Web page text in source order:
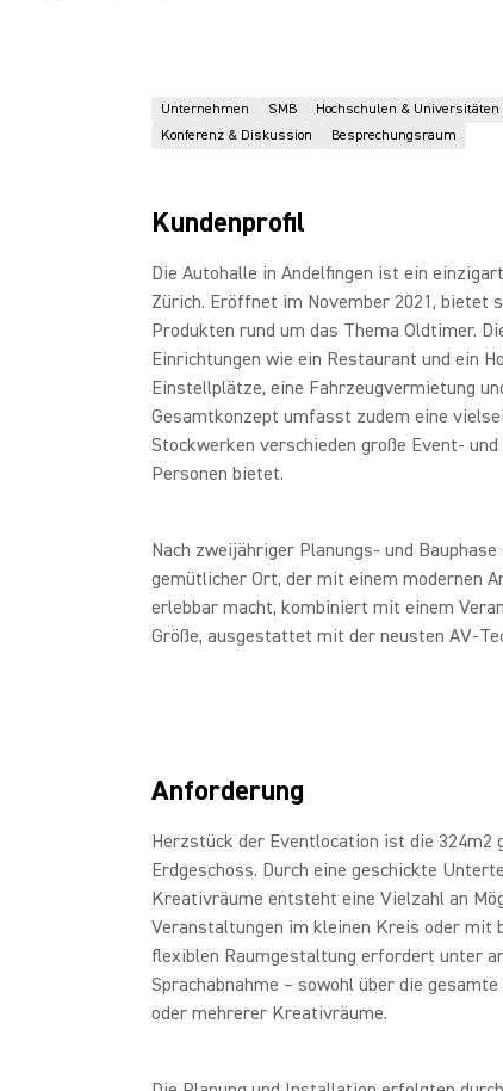
Unternehmen SMB Hochschulen & Universitäten
Konferenz & Diskussion
Besprechungsraum
Kundenprofil
Die Autohalle in Andelfingen ist ein
Zürich. Eröffnet im November 2021, bietet
Produkten rund um das Thema Oldtimer.
Einrichtungen wie ein Restaurant und ein
Einstellplätze, eine Fahrzeugvermietung
Gesamtkonzept umfasst zudem eine
Stockwerken verschieden große Event-
Personen bietet.
Nach zweijähriger Planungs- und
gemütlicher Ort, der mit einem modernen
erlebbar macht, kombiniert mit einem
Größe, ausgestattet mit der neusten AV-
Anforderung
Herzstück der Eventlocation ist die
Erdgeschoss. Durch eine geschickte
Kreativräume entsteht eine Vielzahl an
Veranstaltungen im kleinen Kreis oder mit
flexiblen Raumgestaltung erfordert unter
Sprachabnahme – sowohl über die
oder mehrerer Kreativräume.